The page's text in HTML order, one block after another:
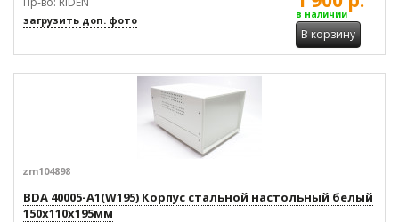
загрузить доп. фото в наличии
В корзину
zm104898
BDA 40005-A1(W195) Корпус стальной настольный белый
150x110x195мм